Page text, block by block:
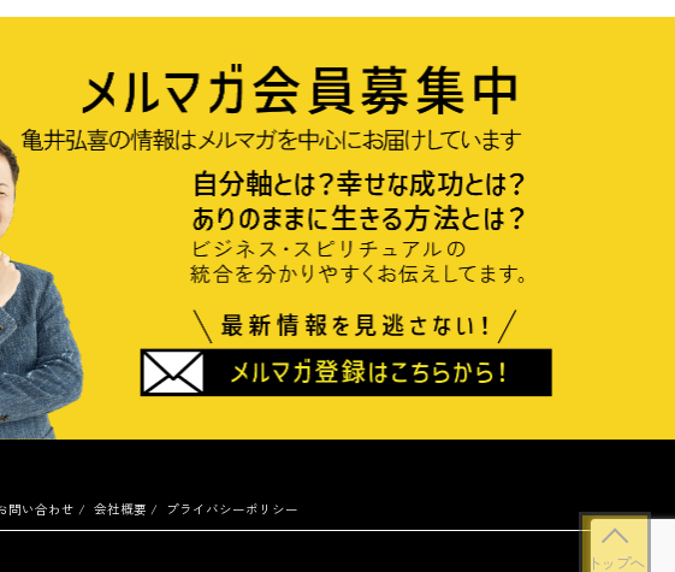
問い合わせ 会社概要 プライバシーポリシー
トップへ